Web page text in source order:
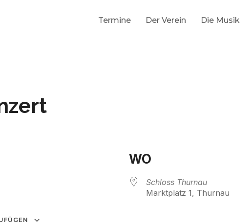
Termine Der Verein Die Musik
WO
Schloss Thurnau
Marktplatz 1, Thurnau